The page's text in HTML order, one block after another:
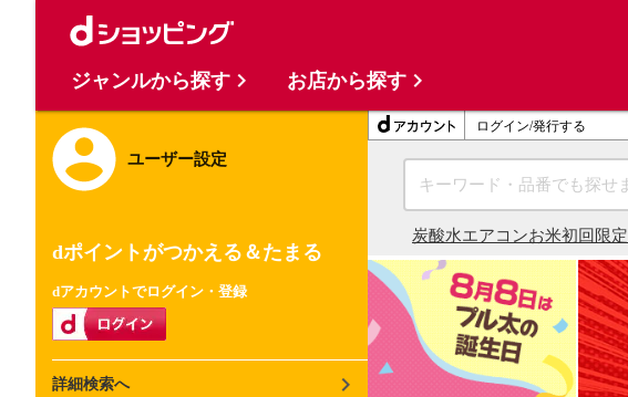
ユーザー設定
dポイントがつかえる＆たまる
dアカウントでログイン・登録
詳細検索へ
ログイン/発行する
炭酸水エアコンお米初回限定
ジャンルから探す お店から探す